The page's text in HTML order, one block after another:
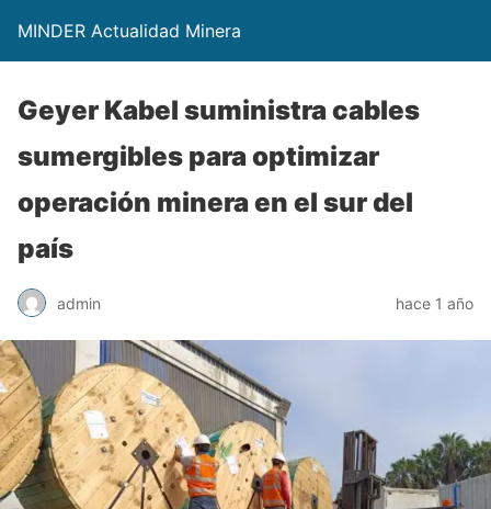
MINDER Actualidad Minera
Geyer Kabel suministra cables
sumergibles para optimizar
operación minera en el sur del
país
admin hace 1 año